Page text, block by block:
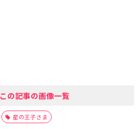
この記事の画像一覧
星の王子さま